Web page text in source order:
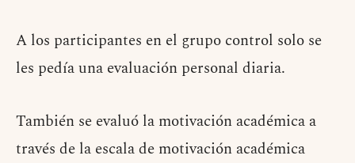
A los participantes en el grupo control solo se
les pedía una evaluación personal diaria.
También se evaluó la motivación académica a
través de la escala de motivación académica